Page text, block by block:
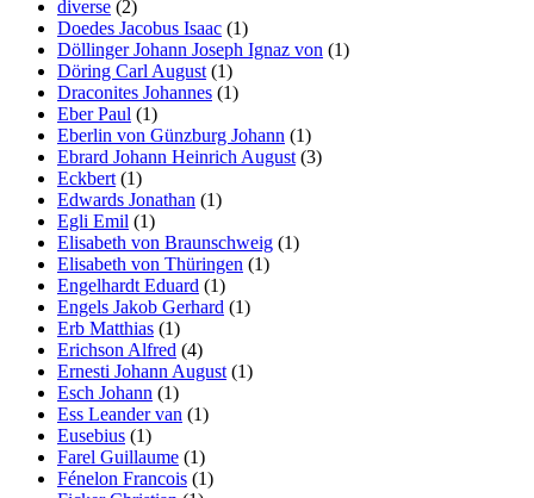
diverse (2)
Doedes Jacobus Isaac (1)
Döllinger Johann Joseph Ignaz von (1)
Döring Carl August (1)
Draconites Johannes (1)
Eber Paul (1)
Eberlin von Günzburg Johann (1)
Ebrard Johann Heinrich August (3)
Eckbert (1)
Edwards Jonathan (1)
Egli Emil (1)
Elisabeth von Braunschweig (1)
Elisabeth von Thüringen (1)
Engelhardt Eduard (1)
Engels Jakob Gerhard (1)
Erb Matthias (1)
Erichson Alfred (4)
Ernesti Johann August (1)
Esch Johann (1)
Ess Leander van (1)
Eusebius (1)
Farel Guillaume (1)
Fénelon Francois (1)